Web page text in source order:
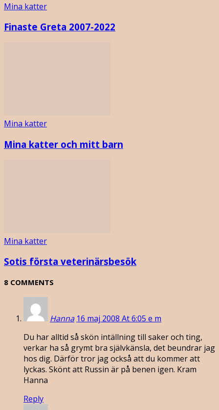
Mina katter
Finaste Greta 2007-2022
Mina katter
Mina katter och mitt barn
Mina katter
Sotis första veterinärsbesök
8 COMMENTS
Hanna 16 maj 2008 At 6:05 e m
Du har alltid så skön intällning till saker och ting,
verkar ha så grymt bra självkänsla, det beundrar jag
hos dig. Därför tror jag också att du kommer att
lyckas. Skönt att Russin är på benen igen. Kram
Hanna
Reply